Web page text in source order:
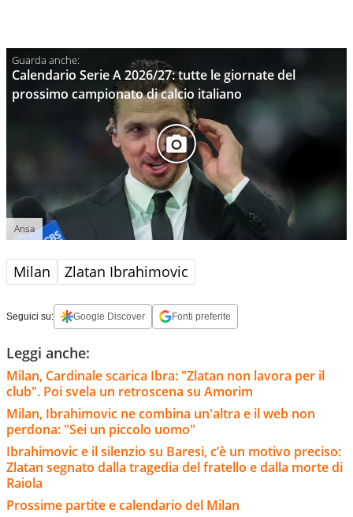
Calendario Serie A 2026/27: tutte le giornate del
prossimo campionato di calcio italiano
Ansa
Milan Zlatan Ibrahimovic
Seguici su: Google Discover Fonti preferite
Leggi anche:
Milan, Cardinale scarica Ibra: "Zlatan non lavora per il
club". Poi svela un retroscena su Amorim
Milan, Ibrahimovic ne combina un'altra e il web non
perdona: "Sei un piccolo uomo"
Ibrahimovic e il silenzio su Baresi, c’è un motivo preciso:
Zlatan segnato dalla tragedia del fratello e dalla morte di
Raiola
Prossime partite e calendario del Milan